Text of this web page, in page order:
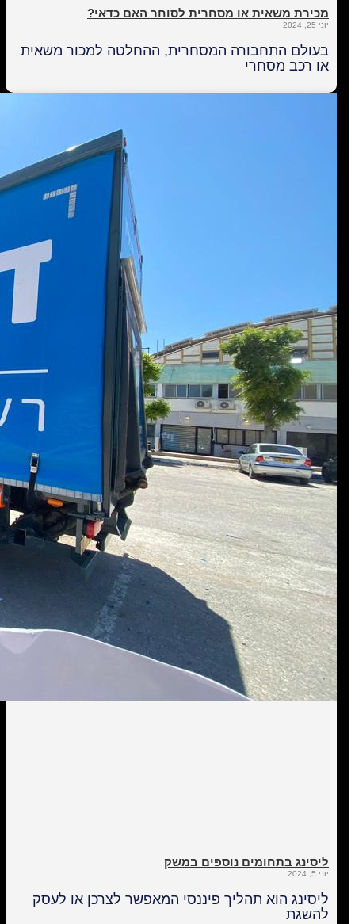
מכירת משאית או מסחרית לסוחר האם כדאי?
יוני 25, 2024
בעולם התחבורה המסחרית, ההחלטה למכור משאית
או רכב מסחרי
ליסינג בתחומים נוספים במשק
יוני 5, 2024
ליסינג הוא תהליך פיננסי המאפשר לצרכן או לעסק
להשגת